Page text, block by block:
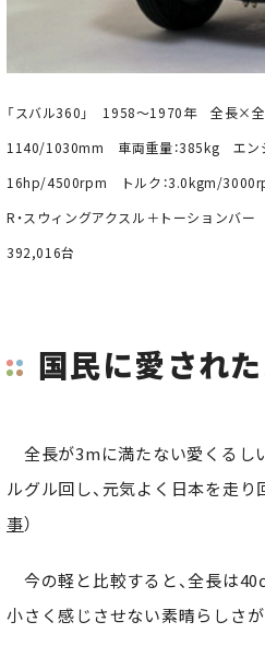
「スバル360」 1958〜1970年 全長×
1140/1030mm 車両重量：385kg エン
16hp/4500rpm トルク：3.0kgm/
R・スウィングアクスル＋トーションバ
392,016台
国民に愛され
全長が3mに満たない愛くるし
ルグル回し、元気よく日本を走
事）
今の軽と比較すると、全長は40
小さく感じさせない素晴らしさが